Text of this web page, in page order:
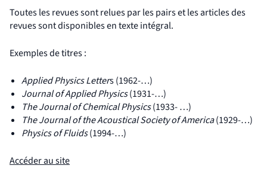
Toutes les revues sont relues par les pairs et les articles des
revues sont disponibles en texte intégral.
Exemples de titres :
Applied Physics Letters (1962-…)
Journal of Applied Physics(1931-…)
The Journal of Chemical Physics(1933- …)
The Journal of the Acoustical Society of America(1929-…)
Physics of Fluids(1994-…)
Accéder au site(nouvelle fenêtre)